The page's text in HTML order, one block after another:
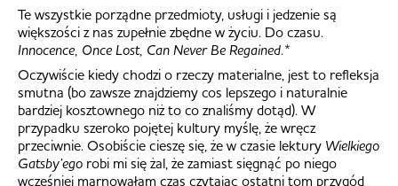
Te wszystkie porządne przedmioty, usługi i jedzenie są
większości z nas zupełnie zbędne w życiu. Do czasu.
Innocence, Once Lost, Can Never Be Regained.*
Oczywiście kiedy chodzi o rzeczy materialne, jest to refleksja
smutna (bo zawsze znajdziemy cos lepszego i naturalnie
bardziej kosztownego niż to co znaliśmy dotąd). W
przypadku szeroko pojętej kultury myślę, że wręcz
przeciwnie. Osobiście cieszę się, że w czasie lektury Wielkiego
Gatsby’ego robi mi się żal, że zamiast sięgnąć po niego
wcześniej marnowałam czas czytając ostatni tom przygód